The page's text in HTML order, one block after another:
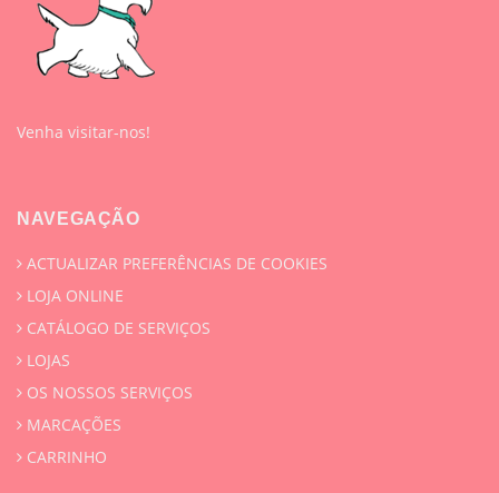
Venha visitar-nos!
NAVEGAÇÃO
ACTUALIZAR PREFERÊNCIAS DE COOKIES
LOJA ONLINE
CATÁLOGO DE SERVIÇOS
LOJAS
OS NOSSOS SERVIÇOS
MARCAÇÕES
CARRINHO